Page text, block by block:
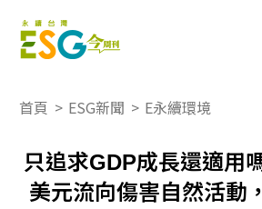
首頁 > ESG新聞 > E永續環境
只追求GDP成長還適用
美元流向傷害自然活動